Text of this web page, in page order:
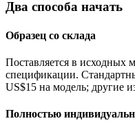
Два способа начать
Образец со склада
Поставляется в исходных
спецификации.
US$15 на модель; другие
Полностью